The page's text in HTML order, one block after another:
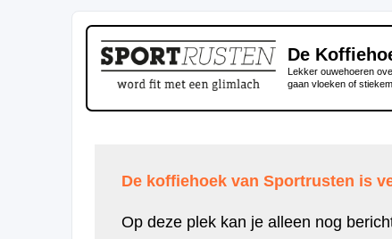
De
Lekker ouwehoeren
gaan vloeken of
De koffiehoek van Sportrusten is
Op deze plek kan je alleen nog